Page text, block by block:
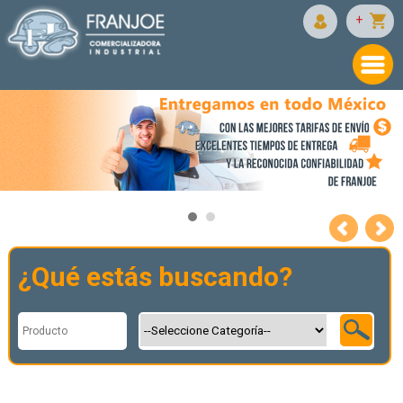
+
Equipo de seguridad industrial
Equipo de protección personal
ENTREGA A TODO MEXICO
¿Qué estás buscando?